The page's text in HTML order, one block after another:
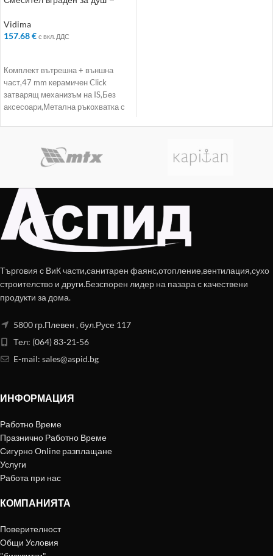
Vidima
157.68€ с вкл. ДДС
Комплект вътрешна + външна
част,47 mm керамичен Click
затварящ механизъм на IS,Без
аксесоари,Метална ръкохватка с
Търговия с ВиК части,санитарен фаянс,отопление,вентилация,сухо
строителство и други.Безспорен лидер на пазара с качествени
продукти за дома.
5800 гр.Плевен , бул.Русе 117
Тел: (064) 83-21-56
E-mail: sales@aspid.bg
ИНФОРМАЦИЯ
Работно Време
Празнично Работно Време
Сигурно Online разплащане
Услуги
Работа при нас
КОМПАНИЯТА
Поверителност
Общи Условия